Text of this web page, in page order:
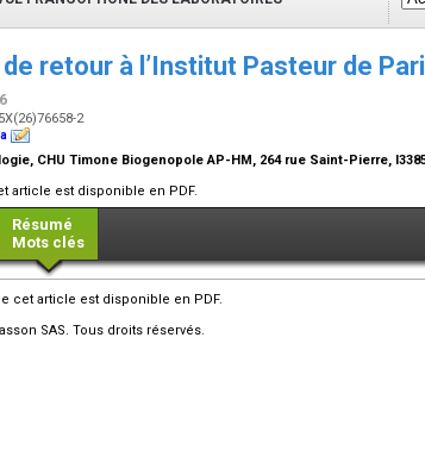
retour à l’Institut Pasteur de
2
a
CHU Timone Biogenopole AP-HM, 264 rue Saint-Pierre,
article est disponible en PDF.
Résumé
Mots clés
cet article est disponible en PDF.
SAS. Tous droits réservés.